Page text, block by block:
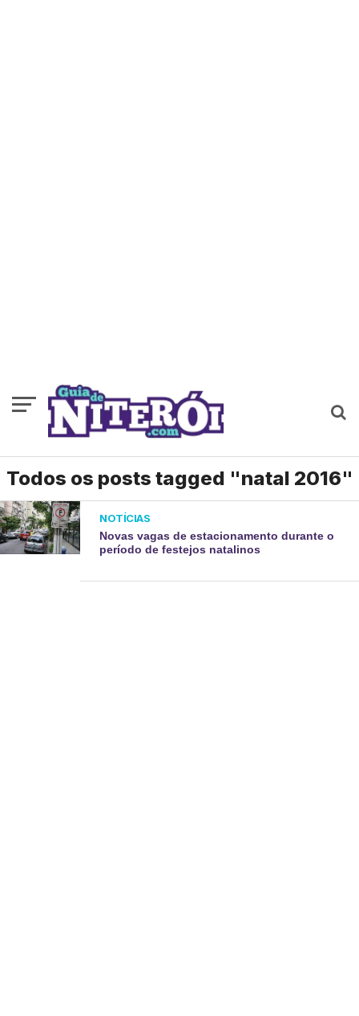
Todos os posts tagged "natal 2016"
NOTÍCIAS
Novas vagas de estacionamento durante o
período de festejos natalinos